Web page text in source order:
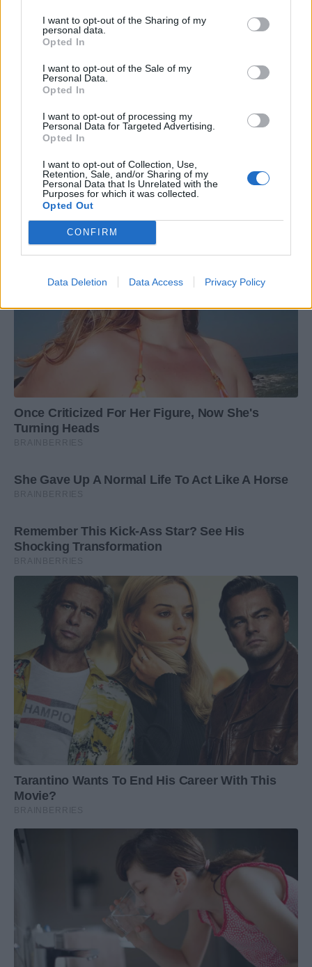
I want to opt-out of the Sharing of my
personal data.
Opted In
I want to opt-out of the Sale of my
Personal Data.
Opted In
I want to opt-out of processing my
Personal Data for Targeted Advertising.
Opted In
I want to opt-out of Collection, Use,
Retention, Sale, and/or Sharing of my
Personal Data that Is Unrelated with the
Purposes for which it was collected.
Opted Out
CONFIRM
Data Deletion Data Access Privacy Policy